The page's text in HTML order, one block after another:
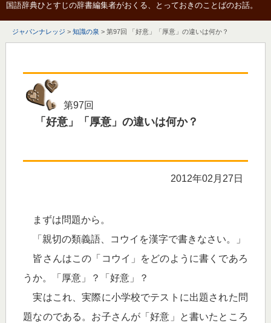
国語辞典ひとすじの辞書編集者がおくる、とっておきのことばのお話。
ジャパンナレッジ > 知識の泉 > 第97回 「好意」「厚意」の違いは何か？
第97回
「好意」「厚意」の違いは何か？
2012年02月27日
まずは問題から。
「親切の類義語、コウイを漢字で書きなさい。」
皆さんはこの「コウイ」をどのように書くであろ
うか。「厚意」？「好意」？
実はこれ、実際に小学校でテストに出題された問
題なのである。お子さんが「好意」と書いたところ